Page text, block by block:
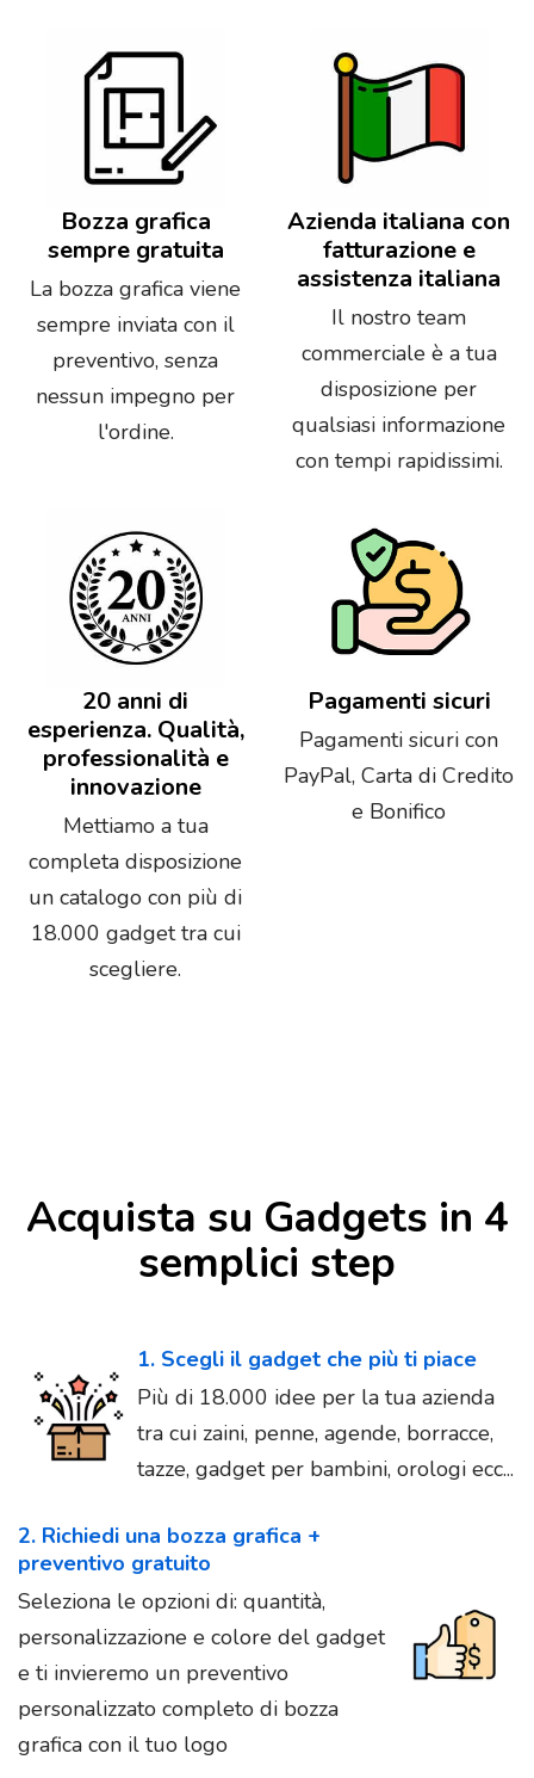
Bozza grafica
sempre gratuita
La bozza grafica viene
sempre inviata con il
preventivo, senza
nessun impegno per
l'ordine.
Azienda italiana con
fatturazione e
assistenza italiana
Il nostro team
commerciale è a tua
disposizione per
qualsiasi informazione
con tempi rapidissimi.
20 anni di
esperienza. Qualità,
professionalità e
innovazione
Mettiamo a tua
completa disposizione
un catalogo con più di
18.000 gadget tra cui
scegliere.
Pagamenti sicuri
Pagamenti sicuri con
PayPal, Carta di Credito
e Bonifico
Acquista su Gadgets in 4
semplici step
1. Scegli il gadget che più ti piace
Più di 18.000 idee per la tua azienda
tra cui zaini, penne, agende, borracce,
tazze, gadget per bambini, orologi ecc...
2. Richiedi una bozza grafica +
preventivo gratuito
Seleziona le opzioni di: quantità,
personalizzazione e colore del gadget
e ti invieremo un preventivo
personalizzato completo di bozza
grafica con il tuo logo